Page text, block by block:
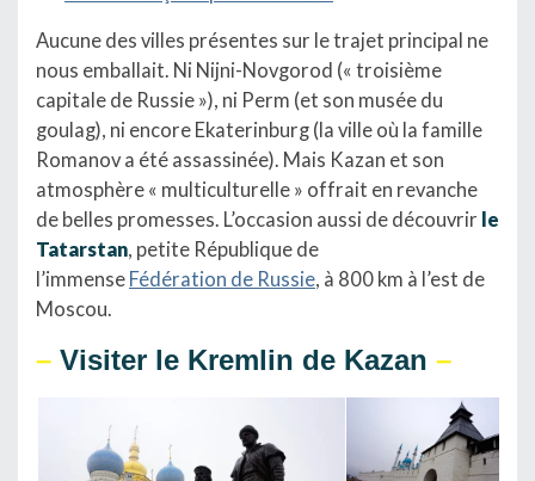
Aucune des villes présentes sur le trajet principal ne
nous emballait. Ni Nijni-Novgorod (« troisième
capitale de Russie »), ni Perm (et son musée du
goulag), ni encore Ekaterinburg (la ville où la famille
Romanov a été assassinée). Mais Kazan et son
atmosphère « multiculturelle » offrait en revanche
de belles promesses. L’occasion aussi de découvrir le
Tatarstan, petite République de
l’immense Fédération de Russie, à 800 km à l’est de
Moscou.
– Visiter le Kremlin de Kazan –